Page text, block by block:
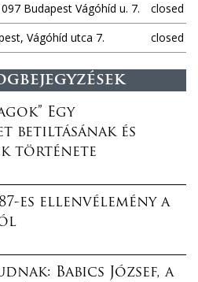
Budapest Vágóhíd u. 7.
closed
Vágóhíd utca 7.
closed
Egy
betiltásának és
története
es ellenvélemény a
Babics József, a